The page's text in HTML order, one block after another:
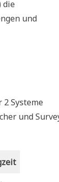
die
und
Systeme
und